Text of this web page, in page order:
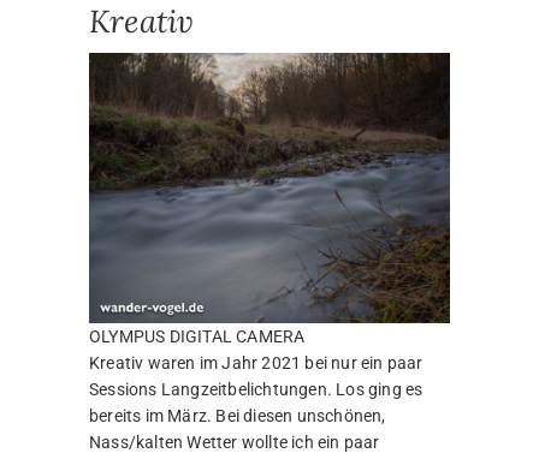
Kreativ
OLYMPUS DIGITAL CAMERA
Kreativ waren im Jahr 2021 bei nur ein paar
Sessions Langzeitbelichtungen. Los ging es
bereits im März. Bei diesen unschönen,
Nass/kalten Wetter wollte ich ein paar